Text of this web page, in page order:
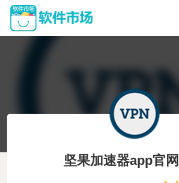
坚果加速器app官